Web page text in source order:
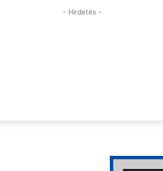
- Hirdetés -